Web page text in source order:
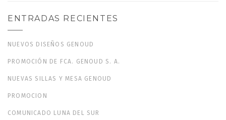
ENTRADAS RECIENTES
NUEVOS DISEÑOS GENOUD
PROMOCIÓN DE FCA. GENOUD S. A.
NUEVAS SILLAS Y MESA GENOUD
PROMOCION
COMUNICADO LUNA DEL SUR